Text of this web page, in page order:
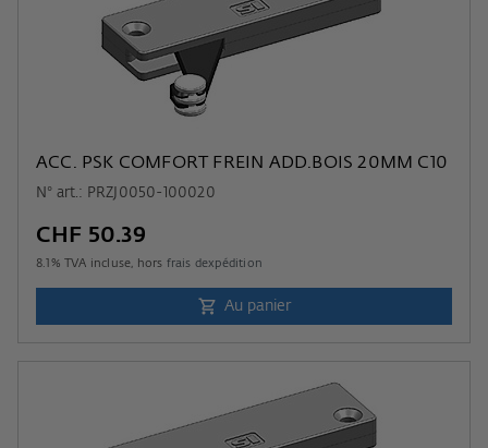
ACC. PSK COMFORT FREIN ADD.BOIS 20MM C10
N° art.: PRZJ0050-100020
CHF 50.39
8.1 % TVA incluse, hors frais dexpédition
Au panier